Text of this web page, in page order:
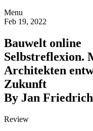
Menu
Feb 19, 2022
Bauwelt online
Selbstreflexion.
Architekten
Zukunft
By Jan Friedrich
Review